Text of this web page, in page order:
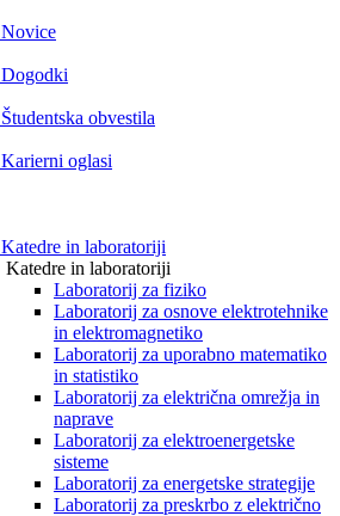
Novice
Dogodki
Študentska obvestila
Karierni oglasi
Katedre in laboratoriji
Katedre in laboratoriji
Laboratorij za fiziko
Laboratorij za osnove elektrotehnike
in elektromagnetiko
Laboratorij za uporabno matematiko
in statistiko
Laboratorij za električna omrežja in
naprave
Laboratorij za elektroenergetske
sisteme
Laboratorij za energetske strategije
Laboratorij za preskrbo z električno